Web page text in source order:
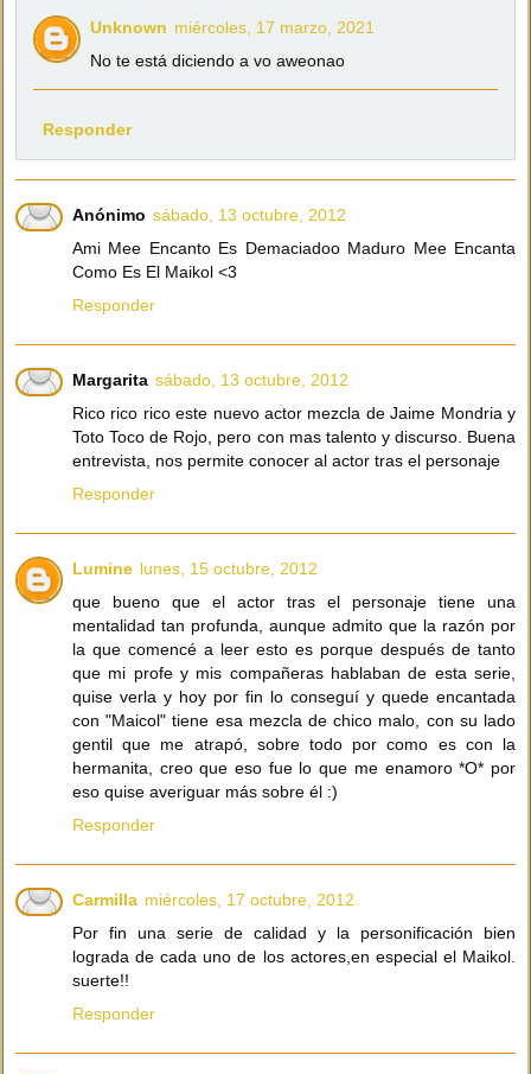
Unknown miércoles, 17 marzo, 2021
No te está diciendo a vo aweonao
Responder
Anónimo sábado, 13 octubre, 2012
Ami Mee Encanto Es Demaciadoo Maduro Mee Encanta
Como Es El Maikol <3
Responder
Margarita sábado, 13 octubre, 2012
Rico rico rico este nuevo actor mezcla de Jaime Mondria y
Toto Toco de Rojo, pero con mas talento y discurso. Buena
entrevista, nos permite conocer al actor tras el personaje
Responder
Lumine lunes, 15 octubre, 2012
que bueno que el actor tras el personaje tiene una
mentalidad tan profunda, aunque admito que la razón por
la que comencé a leer esto es porque después de tanto
que mi profe y mis compañeras hablaban de esta serie,
quise verla y hoy por fin lo conseguí y quede encantada
con "Maicol" tiene esa mezcla de chico malo, con su lado
gentil que me atrapó, sobre todo por como es con la
hermanita, creo que eso fue lo que me enamoro *O* por
eso quise averiguar más sobre él :)
Responder
Carmilla miércoles, 17 octubre, 2012
Por fin una serie de calidad y la personificación bien
lograda de cada uno de los actores,en especial el Maikol.
suerte!!
Responder